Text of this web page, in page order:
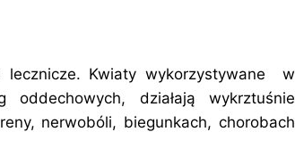
lecznicze. Kwiaty wykorzystywane w
działają wykrztuśnie
nerwobóli, biegunkach, chorobach